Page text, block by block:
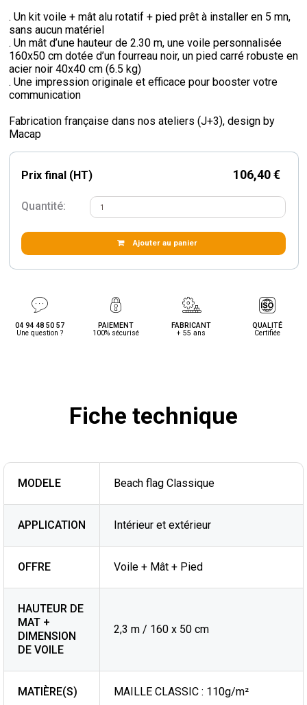
. Un kit voile + mât alu rotatif + pied prêt à installer en 5 mn,
sans aucun matériel
. Un mât d’une hauteur de 2.30 m, une voile personnalisée
160x50 cm dotée d’un fourreau noir, un pied carré robuste en
acier noir 40x40 cm (6.5 kg)
. Une impression originale et efficace pour booster votre
communication
Fabrication française dans nos ateliers (J+3), design by
Macap
Prix final (HT) 106,40 €
Quantité:
Ajouter au panier
04 94 48 50 57
Une question ?
PAIEMENT
100% sécurisé
FABRICANT
+ 55 ans
QUALITÉ
Certifiée
Fiche technique
MODELE Beach flag Classique
APPLICATION Intérieur et extérieur
OFFRE Voile + Mât + Pied
HAUTEUR DE
MAT +
DIMENSION
DE VOILE
2,3 m / 160 x 50 cm
MATIÈRE(S) MAILLE CLASSIC : 110g/m²